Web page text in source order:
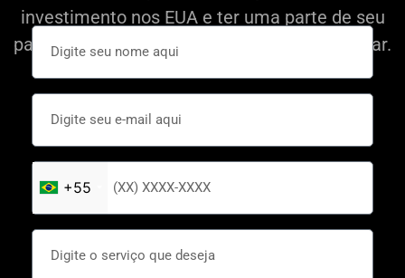
investimento nos EUA e ter uma parte de seu
patrimônio em uma moeda forte como o Dolar.
+55